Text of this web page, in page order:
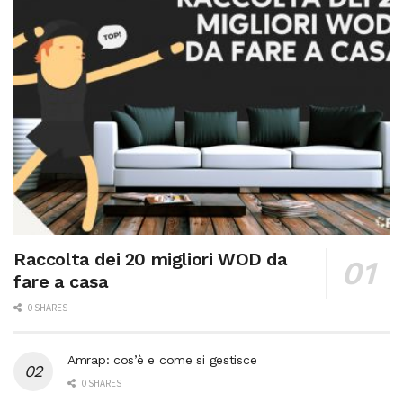
Raccolta dei 20 migliori WOD da
fare a casa
0 SHARES
Amrap: cos’è e come si gestisce
0 SHARES